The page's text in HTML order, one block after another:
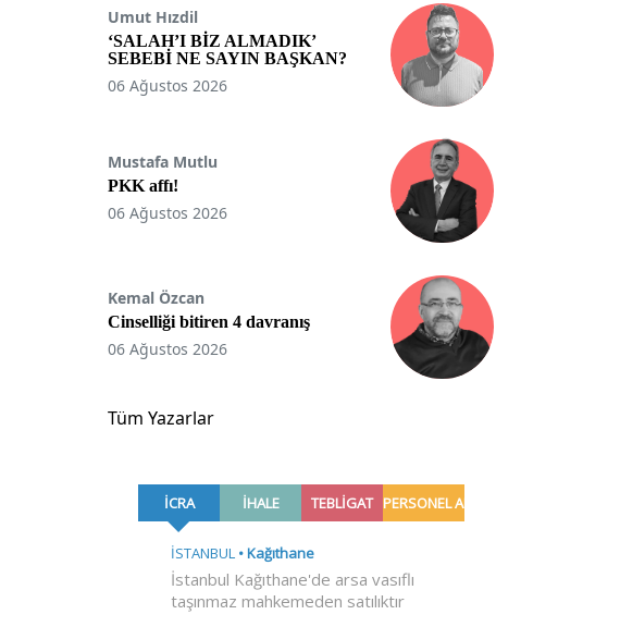
Umut Hızdil
‘SALAH’I BİZ ALMADIK’
SEBEBİ NE SAYIN BAŞKAN?
06 Ağustos 2026
Mustafa Mutlu
PKK affı!
06 Ağustos 2026
Kemal Özcan
Cinselliği bitiren 4 davranış
06 Ağustos 2026
Tüm Yazarlar